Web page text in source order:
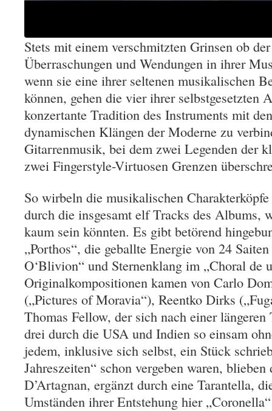
Stets mit einem verschmitzten Grinsen ob
Überraschungen und Wendungen in ihrer
wenn sie eine ihrer seltenen musikalischen
können, gehen die vier ihrer selbstgesetzten
konzertante Tradition des Instruments mit
dynamischen Klängen der Moderne zu
Gitarrenmusik, bei dem zwei Legenden der
zwei Fingerstyle-Virtuosen Grenzen
So wirbeln die musikalischen
durch die insgesamt elf Tracks des Albums,
kaum sein könnten. Es gibt betörend
„Porthos“, die geballte Energie von 24
O‘Blivion“ und Sternenklang im „Choral de
Originalkompositionen kamen von Carlo
(„Pictures of Moravia“), Reentko Dirks
Thomas Fellow, der sich nach einer längeren
drei durch die USA und Indien so einsam
jedem, inklusive sich selbst, ein Stück
Jahreszeiten“ schon vergeben waren,
D’Artagnan, ergänzt durch eine Tarantella,
Umständen ihrer Entstehung hier